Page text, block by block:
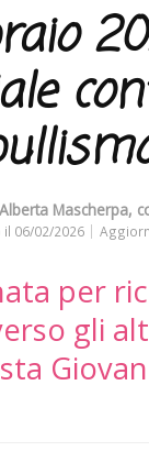
Alberta Mascherpa,
il 06/02/2026
per
gli